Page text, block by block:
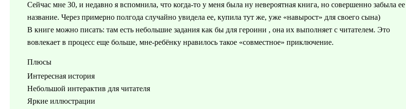
Сейчас мне 30, и недавно я вспомнила, что когда-то у меня была ну невероятная книга, но совершенно забыла ее
название. Через примерно полгода случайно увидела ее, купила тут же, уже «навырост» для своего сына)
В книге можно писать: там есть небольшие задания как бы для героини , она их выполняет с читателем. Это
вовлекает в процесс еще больше, мне-ребёнку нравилось такое «совместное» приключение.
Плюсы
Интересная история
Небольшой интерактив для читателя
Яркие иллюстрации